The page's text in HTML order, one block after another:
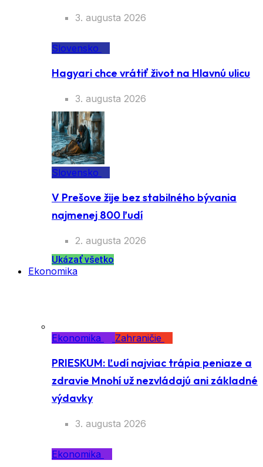
3. augusta 2026
Slovensko
Hagyari chce vrátiť život na Hlavnú ulicu
3. augusta 2026
Slovensko
V Prešove žije bez stabilného bývania
najmenej 800 ľudí
2. augusta 2026
Ukázať všetko
Ekonomika
Ekonomika Zahraničie
PRIESKUM: Ľudí najviac trápia peniaze a
zdravie Mnohí už nezvládajú ani základné
výdavky
3. augusta 2026
Ekonomika